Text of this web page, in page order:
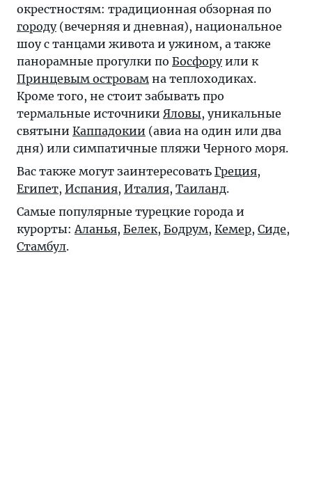
окрестностям: традиционная обзорная по
городу(вечерняя и дневная), национальное
шоу с танцами живота и ужином, а также
панорамные прогулки по Босфоруили к
Принцевым островам на теплоходиках.
Кроме того, не стоит забывать про
термальные источники Яловы, уникальные
святыни Каппадокии (авиа на один или два
дня) или симпатичные пляжи Черного моря.
Вас также могут заинтересовать Греция,
Египет, Испания, Италия, Таиланд.
Самые популярные турецкие города и
курорты: Аланья, Белек, Бодрум, Кемер, Сиде,
Стамбул.